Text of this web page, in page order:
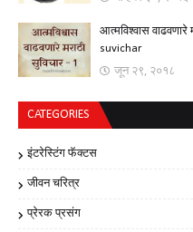
आत्मविश्वास
suvichar
जून २९, २०१८
CATEGORIES
इंटरेस्टिंग फॅक्टस
जीवन चरित्र
प्रेरक प्रसंग